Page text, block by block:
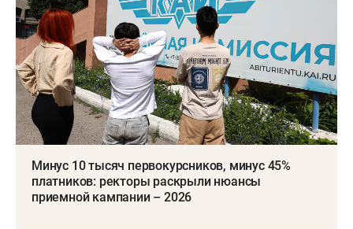
Минус 10 тысяч первокурсников, минус 45%
платников: ректоры раскрыли нюансы
приемной кампании – 2026